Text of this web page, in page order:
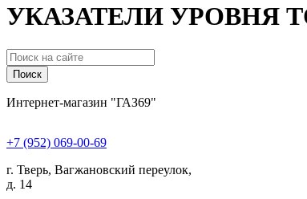
УКАЗАТЕЛИ УРОВНЯ
Поиск
Интернет-магазин "ГАЗ69"
+7 (952) 069-00-69
г. Тверь, Вагжановский переулок,
д. 14